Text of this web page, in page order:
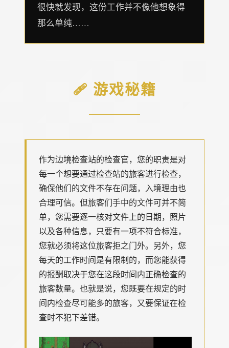
很快就发现，这份工作并不像他想象得
那么单纯……
🩹 游戏秘籍
作为边境检查站的检查官，您的职责是对
每一个想要通过检查站的旅客进行检查，
确保他们的文件不存在问题，入境理由也
合理可信。但旅客们手中的文件可并不简
单，您需要逐一核对文件上的日期，照片
以及各种信息，只要有一项不符合标准，
您就必须将这位旅客拒之门外。另外，您
每天的工作时间是有限制的，而您能获得
的报酬取决于您在这段时间内正确检查的
旅客数量。也就是说，您既要在规定的时
间内检查尽可能多的旅客，又要保证在检
查时不犯下差错。